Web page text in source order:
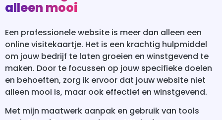
alleen mooi
Een professionele website is meer dan alleen een
online visitekaartje. Het is een krachtig hulpmiddel
om jouw bedrijf te laten groeien en winstgevend te
maken. Door te focussen op jouw specifieke doelen
en behoeften, zorg ik ervoor dat jouw website niet
alleen mooi is, maar ook effectief en winstgevend.
Met mijn maatwerk aanpak en gebruik van tools